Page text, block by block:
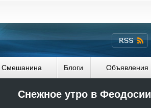
Смешанина Блоги Объявления
Снежное утро в Феодосии